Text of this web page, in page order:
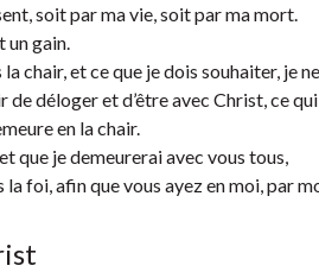
soit par ma vie, soit par ma mort.
gain.
chair, et ce que je dois souhaiter, je ne
de déloger et d’être avec Christ, ce
en la chair.
que je demeurerai avec vous tous,
foi, afin que vous ayez en moi, par